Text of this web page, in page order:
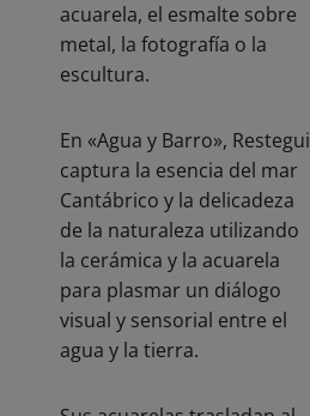
acuarela, el esmalte sobre
metal, la fotografía o la
escultura.
En «Agua y Barro», Restegui
captura la esencia del mar
Cantábrico y la delicadeza
de la naturaleza utilizando
la cerámica y la acuarela
para plasmar un diálogo
visual y sensorial entre el
agua y la tierra.